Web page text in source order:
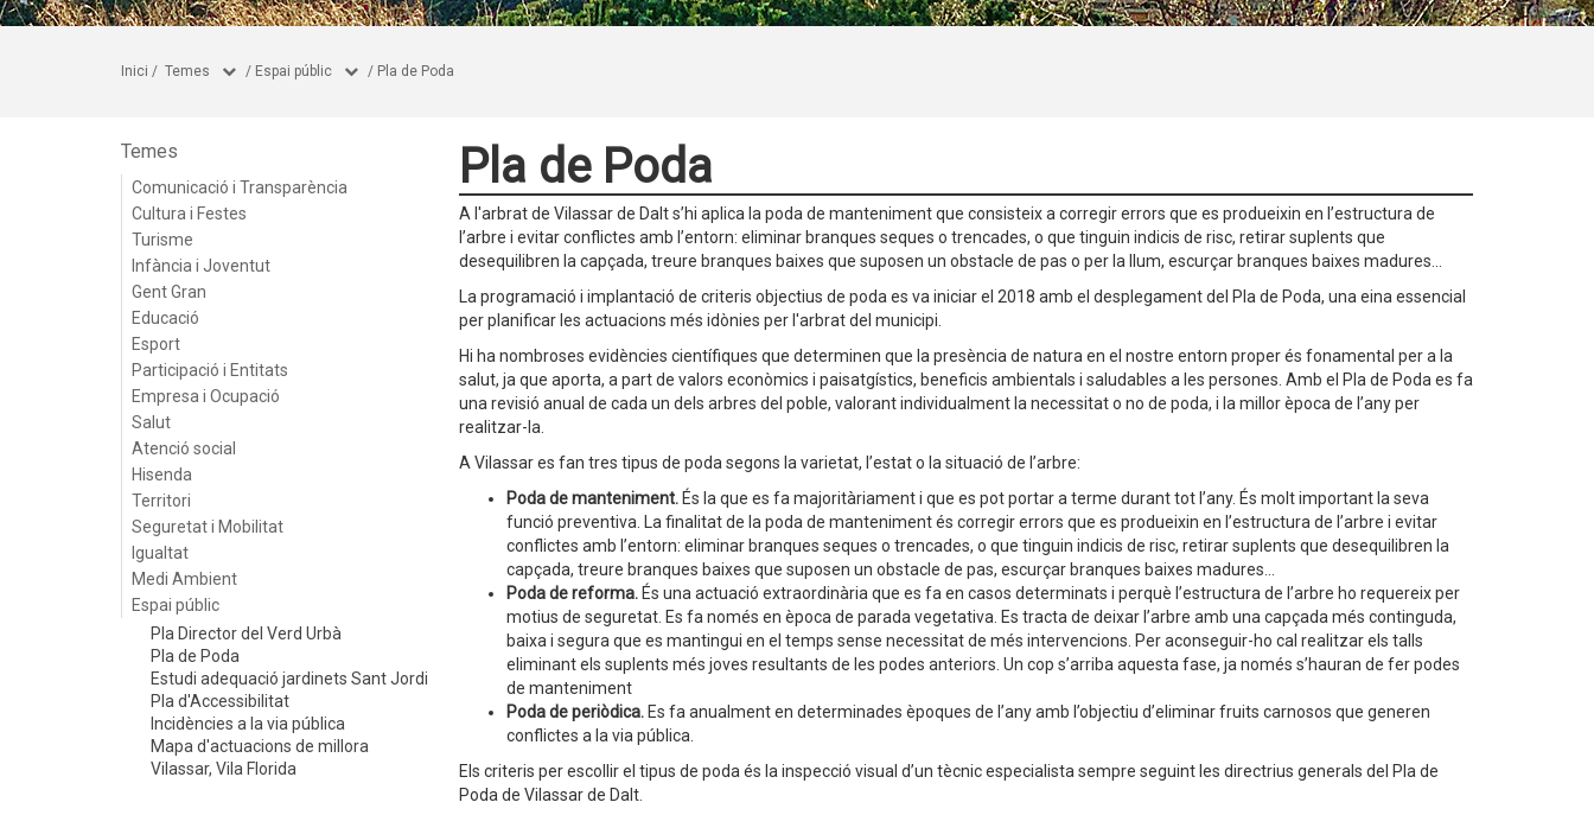
Inici / Temes / Espai públic / Pla de Poda
Temes
Comunicació i Transparència
Cultura i Festes
Turisme
Infància i Joventut
Gent Gran
Educació
Esport
Participació i Entitats
Empresa i Ocupació
Salut
Atenció social
Hisenda
Territori
Seguretat i Mobilitat
Igualtat
Medi Ambient
Espai públic
Pla Director del Verd Urbà
Pla de Poda
Estudi adequació jardinets Sant Jordi
Pla d'Accessibilitat
Incidències a la via pública
Mapa d'actuacions de millora
Vilassar, Vila Florida
Pla de Poda
A l'arbrat de Vilassar de Dalt s’hi aplica la poda de manteniment que consisteix a corregir errors que es produeixin en l’estructura de
l’arbre i evitar conflictes amb l’entorn: eliminar branques seques o trencades, o que tinguin indicis de risc, retirar suplents que
desequilibren la capçada, treure branques baixes que suposen un obstacle de pas o per la llum, escurçar branques baixes madures...
La programació i implantació de criteris objectius de poda es va iniciar el 2018 amb el desplegament del Pla de Poda, una eina essencial
per planificar les actuacions més idònies per l'arbrat del municipi.
Hi ha nombroses evidències científiques que determinen que la presència de natura en el nostre entorn proper és fonamental per a la
salut, ja que aporta, a part de valors econòmics i paisatgístics, beneficis ambientals i saludables a les persones. Amb el Pla de Poda es fa
una revisió anual de cada un dels arbres del poble, valorant individualment la necessitat o no de poda, i la millor època de l’any per
realitzar-la.
A Vilassar es fan tres tipus de poda segons la varietat, l’estat o la situació de l’arbre:
Poda de manteniment. És la que es fa majoritàriament i que es pot portar a terme durant tot l’any. És molt important la seva
funció preventiva. La finalitat de la poda de manteniment és corregir errors que es produeixin en l’estructura de l’arbre i evitar
conflictes amb l’entorn: eliminar branques seques o trencades, o que tinguin indicis de risc, retirar suplents que desequilibren la
capçada, treure branques baixes que suposen un obstacle de pas, escurçar branques baixes madures...
Poda de reforma. És una actuació extraordinària que es fa en casos determinats i perquè l’estructura de l’arbre ho requereix per
motius de seguretat. Es fa només en època de parada vegetativa. Es tracta de deixar l’arbre amb una capçada més continguda,
baixa i segura que es mantingui en el temps sense necessitat de més intervencions. Per aconseguir-ho cal realitzar els talls
eliminant els suplents més joves resultants de les podes anteriors. Un cop s’arriba aquesta fase, ja només s’hauran de fer podes
de manteniment
Poda de periòdica. Es fa anualment en determinades èpoques de l’any amb l’objectiu d’eliminar fruits carnosos que generen
conflictes a la via pública.
Els criteris per escollir el tipus de poda és la inspecció visual d’un tècnic especialista sempre seguint les directrius generals del Pla de
Poda de Vilassar de Dalt.